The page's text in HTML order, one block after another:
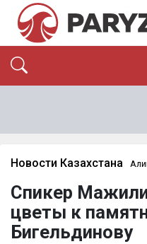
Новости Казахстана
Спикер
цветы к
Бигельдинову